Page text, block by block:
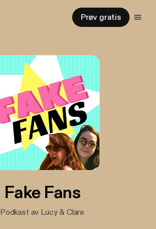
Prøv gratis
Fake Fans
Podkast av Lucy & Clare